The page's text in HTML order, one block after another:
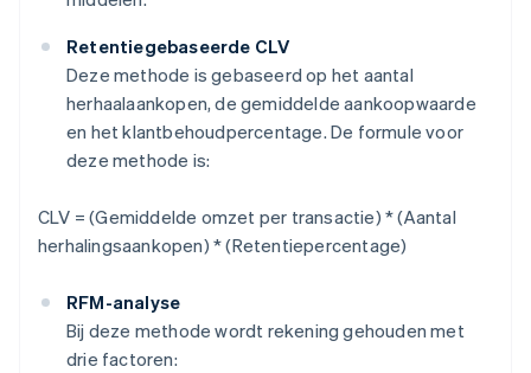
Retentiegebaseerde CLV
Deze methode is gebaseerd op het aantal
herhaalaankopen, de gemiddelde aankoopwaarde
en het klantbehoudpercentage. De formule voor
deze methode is:
CLV = (Gemiddelde omzet per transactie) * (Aantal
herhalingsaankopen) * (Retentiepercentage)
RFM-analyse
Bij deze methode wordt rekening gehouden met
drie factoren: